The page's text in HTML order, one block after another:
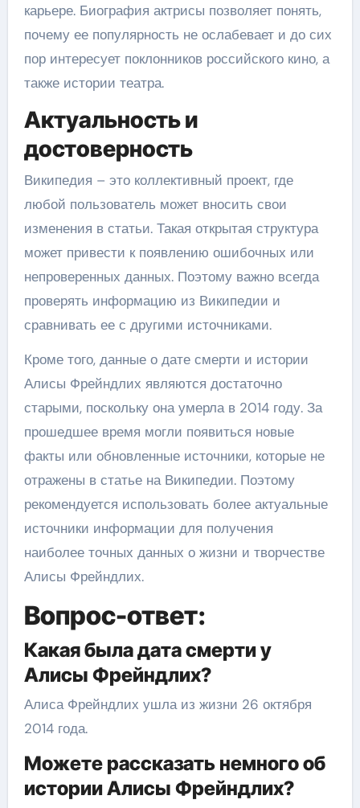
карьере. Биография актрисы позволяет понять,
почему ее популярность не ослабевает и до сих
пор интересует поклонников российского кино, а
также истории театра.
Актуальность и
достоверность
Википедия – это коллективный проект, где
любой пользователь может вносить свои
изменения в статьи. Такая открытая структура
может привести к появлению ошибочных или
непроверенных данных. Поэтому важно всегда
проверять информацию из Википедии и
сравнивать ее с другими источниками.
Кроме того, данные о дате смерти и истории
Алисы Фрейндлих являются достаточно
старыми, поскольку она умерла в 2014 году. За
прошедшее время могли появиться новые
факты или обновленные источники, которые не
отражены в статье на Википедии. Поэтому
рекомендуется использовать более актуальные
источники информации для получения
наиболее точных данных о жизни и творчестве
Алисы Фрейндлих.
Вопрос-ответ:
Какая была дата смерти у
Алисы Фрейндлих?
Алиса Фрейндлих ушла из жизни 26 октября
2014 года.
Можете рассказать немного об
истории Алисы Фрейндлих?